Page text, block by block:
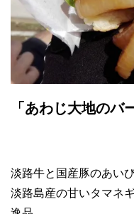
「あわじ大地のバ
淡路牛と国産豚のあい
淡路島産の甘いタマネ